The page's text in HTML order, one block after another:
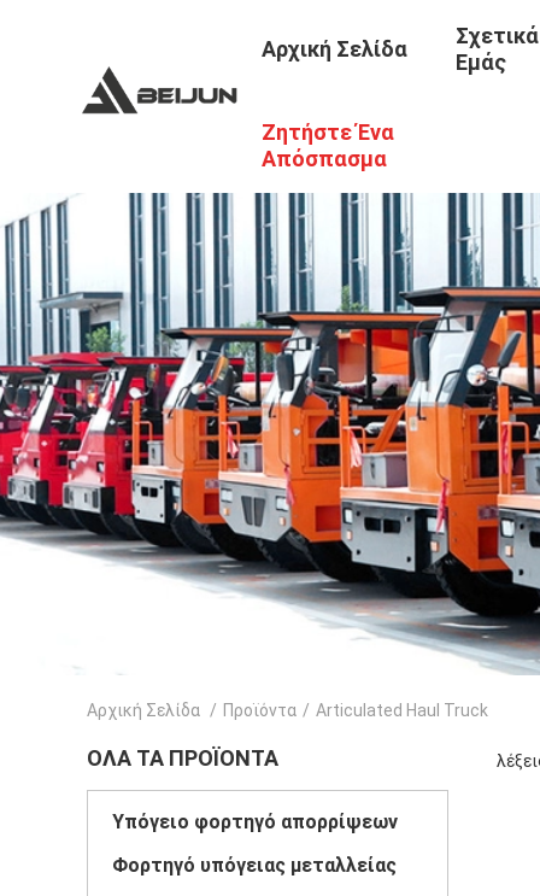
Αρχική Σελίδα
Εμάς
Ζητήστε Ένα
Απόσπασμα
Αρχική Σελίδα / Προϊόντα / Articulated Haul Truck
ΌΛΑ ΤΑ ΠΡΟΪΌΝΤΑ
Υπόγειο φορτηγό απορρίψεων
Φορτηγό υπόγειας μεταλλείας